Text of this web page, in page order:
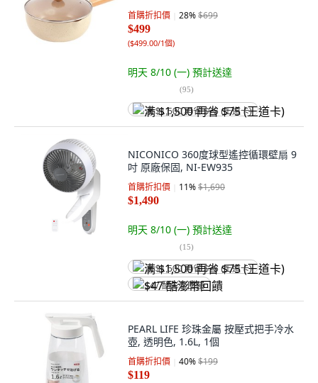
首購折扣價 28%$699
$499
($499.00/1個)
明天 8/10 (一) 預計送達
(95)
满 $1,500 再省 $75 (王道卡)
NICONICO 360度球型遙控循環壁扇 9
吋 原廠保固, NI-EW935
首購折扣價 11%$1,690
$1,490
明天 8/10 (一) 預計送達
(15)
满 $1,500 再省 $75 (王道卡)
$47 酷澎幣回饋
PEARL LIFE 珍珠金屬 按壓式把手冷水
壺, 透明色, 1.6L, 1個
首購折扣價 40%$199
$119